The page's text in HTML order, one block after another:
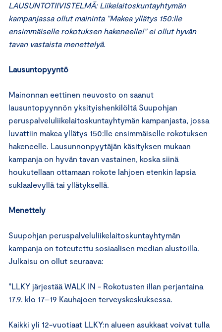
LAUSUNTOTIIVISTELMÄ: Liikelaitoskuntayhtymän
kampanjassa ollut maininta ”Makea yllätys 150:lle
ensimmäiselle rokotuksen hakeneelle!” ei ollut hyvän
tavan vastaista menettelyä.
Lausuntopyyntö
Mainonnan eettinen neuvosto on saanut
lausuntopyynnön yksityishenkilöltä Suupohjan
peruspalveluliikelaitoskuntayhtymän kampanjasta, jossa
luvattiin makea yllätys 150:lle ensimmäiselle rokotuksen
hakeneelle. Lausunnonpyytäjän käsityksen mukaan
kampanja on hyvän tavan vastainen, koska siinä
houkutellaan ottamaan rokote lahjoen etenkin lapsia
suklaalevyllä tai yllätyksellä.
Menettely
Suupohjan peruspalveluliikelaitoskuntayhtymän
kampanja on toteutettu sosiaalisen median alustoilla.
Julkaisu on ollut seuraava:
”LLKY järjestää WALK IN - Rokotusten illan perjantaina
17.9. klo 17–19 Kauhajoen terveyskeskuksessa.
Kaikki yli 12-vuotiaat LLKY:n alueen asukkaat voivat tulla